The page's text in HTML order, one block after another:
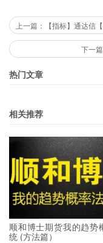
下一
热门文章
相关推荐
顺和博士期货我的趋势
统 (方法篇）